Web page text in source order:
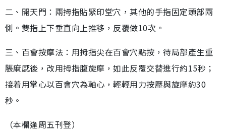
二、開天門：兩拇指貼緊印堂穴，其他的手指固定頭部兩
側。雙指上下垂直向上推移，反覆做10次。
三、百會按摩法：用拇指尖在百會穴點按，待局部產生重
脹麻感後，改用拇指腹旋摩，如此反覆交替進行約15秒；
接着用掌心以百會穴為軸心，輕輕用力按壓與旋摩約30
秒。
（本欄逢周五刊登）